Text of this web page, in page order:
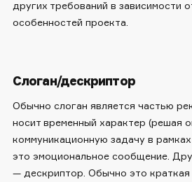
других требований в зависимости
особенностей проекта.
Слоган/дескриптор
Обычно слоган является частью
носит временный характер (решая
коммуникационную задачу в
это эмоциональное сообщение.
— дескриптор. Обычно это краткая